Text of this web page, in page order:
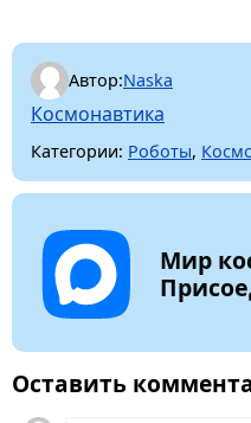
Автор:Naska
Космонавтика
Категории: Роботы,
Мир
Оставить